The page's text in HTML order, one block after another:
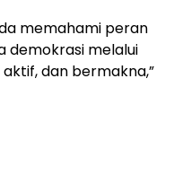
memahami peran
demokrasi melalui
dan bermakna,”